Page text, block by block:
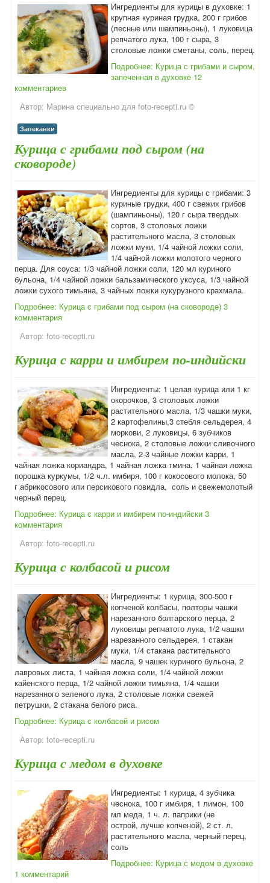
Ингредиенты для курицы в духовке: 1
крупная куриная грудка, 200 г грибов
(лесные или шампиньоны), 1 луковица
репчатого лука, 100 г сыра, 3
столовые ложки сметаны, соль, перец.
Подробнее: Курица с грибами и сыром,
запеченная в духовке 12
комментариев
Автор: Марина специально для foto-recepti.ru ©
Запеканки
Курица с грибами под сыром (на
сковороде)
Ингредиенты для курицы с грибами: 3
куриные грудки, 400 г свежих грибов
(шампиньоны), 120 г сыра твердых
сортов, 3 столовых ложки
растительного масла, 3 столовых
ложки муки, 1/4 чайной ложки соли,
1/4 чайной ложки молотого черного
перца. Для соуса: 1/3 чайной ложки соли, 120 мл куриного
бульона, 1/4 чайной ложки бальзамического уксуса, 1/3 чайной
ложки сухого тимьяна, 3 чайных ложки кукурузного крахмала.
Подробнее: Курица с грибами под сыром (на сковороде) 3
комментария
Автор: foto-recepti.ru
Курица с карри и имбирем по-индийски
Ингредиенты: 1 целая курица или 1 кг
окорочков, 3 столовых ложки
растительного масла, 1/3 чашки муки,
2 картофелины,3 стебля сельдерея, 4
моркови, 2 луковицы, 6 зубчиков
чеснока, 2 столовые ложки сливочного
масла, 2-3 чайные ложки карри, 1
чайная ложка кориандра, 1 чайная ложка тмина, 1 чайная ложка
порошка куркумы, 1/2 ч.л. имбиря, 100 г кокосового молока, 50
г абрикосового или персикового повидла, соль и свежемолотый
черный перец.
Подробнее: Курица с карри и имбирем по-индийски 3
комментария
Автор: foto-recepti.ru
Курица с колбасой и рисом
Ингредиенты: 1 курица, 300-500 г
копченой колбасы, полторы чашки
нарезанного болгарского перца, 2
луковицы репчатого лука, 1/2 чашки
нарезанного сельдерея, 1 стакан
муки, 1/4 стакана растительного
масла, 9 чашек куриного бульона, 2
лавровых листа, 1 чайная ложка соли, 1/4 чайной ложки
кайенского перца, 1/2 чайной ложки тимьяна, 1/4 чашки
нарезанного зеленого лука, 2 столовые ложки свежей
петрушки, 2 стакана белого риса.
Подробнее: Курица с колбасой и рисом
Автор: foto-recepti.ru
Курица с медом в духовке
Ингредиенты: 1 курица, 4 зубчика
чеснока, 100 г имбиря, 1 лимон, 100
мл меда, 1 ч. л. паприки (не
острой, лучше копченой), 2 ст. л.
растительного масла, черный перец,
соль
Подробнее: Курица с медом в духовке
1 комментарий